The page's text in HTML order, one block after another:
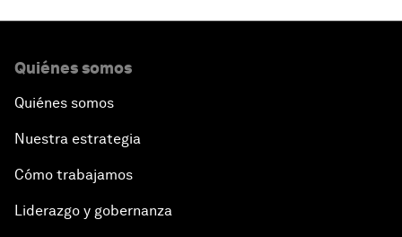
Quiénes somos
Quiénes somos
Nuestra estrategia
Cómo trabajamos
Liderazgo y gobernanza